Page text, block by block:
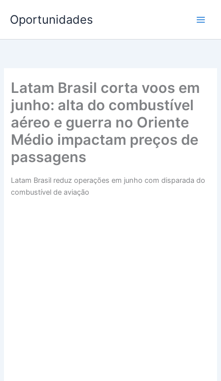
para
conteúdo
Oportunidades
Latam Brasil corta voos em
junho: alta do combustível
aéreo e guerra no Oriente
Médio impactam preços de
passagens
Latam Brasil reduz operações em junho com disparada do
combustível de aviação